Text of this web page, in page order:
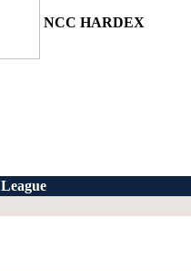
NCC HARDEX
League